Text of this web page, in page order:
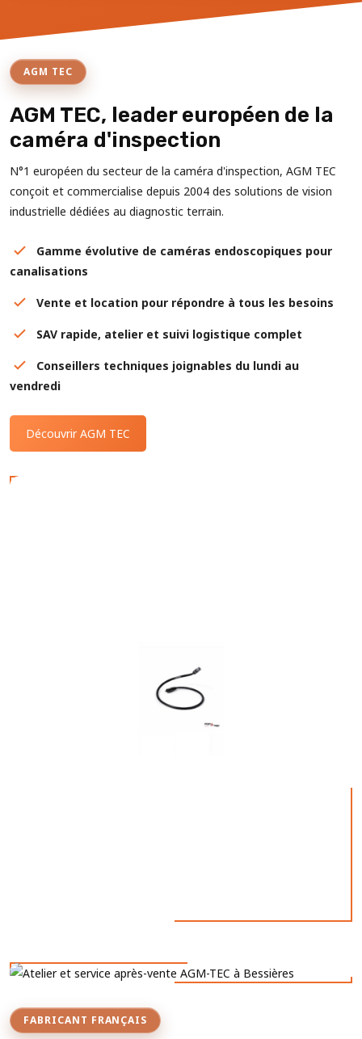
AGM TEC
AGM TEC, leader européen de la
caméra d'inspection
N°1 européen du secteur de la caméra d'inspection, AGM TEC
conçoit et commercialise depuis 2004 des solutions de vision
industrielle dédiées au diagnostic terrain.
Gamme évolutive de caméras endoscopiques pour
canalisations
Vente et location pour répondre à tous les besoins
SAV rapide, atelier et suivi logistique complet
Conseillers techniques joignables du lundi au
vendredi
Découvrir AGM TEC
FABRICANT FRANÇAIS